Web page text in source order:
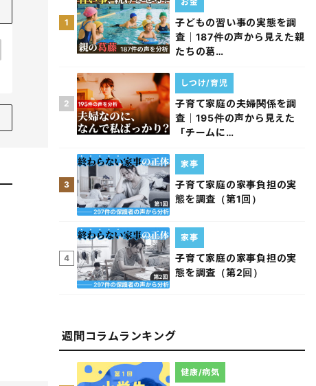
1
子どもの習い事の実態を調
査｜187件の声から見えた親
たちの葛…
2
子育て家庭の夫婦関係を調
査｜195件の声から見えた
「チームに…
しつけ/育児
3
子育て家庭の家事負担の実
態を調査（第1回）
家事
4
子育て家庭の家事負担の実
態を調査（第2回）
家事
週間コラムランキング
健康/病気